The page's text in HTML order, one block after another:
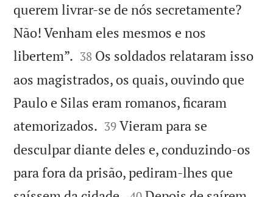
querem livrar-se de nós secretamente?
Não! Venham eles mesmos e nos
libertem”. 

38 Os soldados relataram isso
aos magistrados, os quais, ouvindo que
Paulo e Silas eram romanos, ficaram
atemorizados. 

39 Vieram para se
desculpar diante deles e, conduzindo-os
para fora da prisão, pediram-lhes que